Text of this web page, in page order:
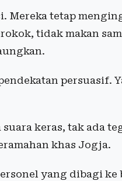
Mereka tetap
tidak makan
persuasif.
suara keras, tak ada
khas Jogja.
yang dibagi